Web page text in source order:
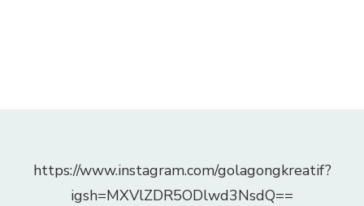
https://www.instagram.com/golagongkreatif?
igsh=MXVlZDR5ODlwd3NsdQ==